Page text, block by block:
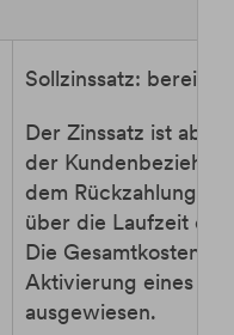
Sollzinssatz: bereits
Der Zinssatz ist
der
dem
über die Laufzeit
Die Gesamtkosten
Aktivierung eines
ausgewiesen.